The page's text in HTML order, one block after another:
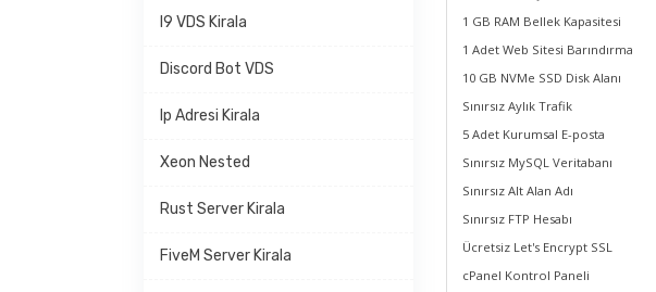
I9 VDS Kirala
Discord Bot VDS
Ip Adresi Kirala
Xeon Nested
Rust Server Kirala
FiveM Server Kirala
1 GB RAM Bellek Kapasitesi
1 Adet Web Sitesi Barındırma
10 GB NVMe SSD Disk Alanı
Sınırsız Aylık Trafik
5 Adet Kurumsal E-posta
Sınırsız MySQL Veritabanı
Sınırsız Alt Alan Adı
Sınırsız FTP Hesabı
Ücretsiz Let's Encrypt SSL
cPanel Kontrol Paneli